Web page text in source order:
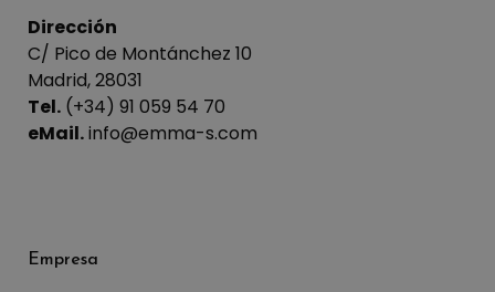
Dirección
C/ Pico de Montánchez 10
Madrid, 28031
Tel. (+34) 91 059 54 70
eMail.info@emma-s.com
Empresa